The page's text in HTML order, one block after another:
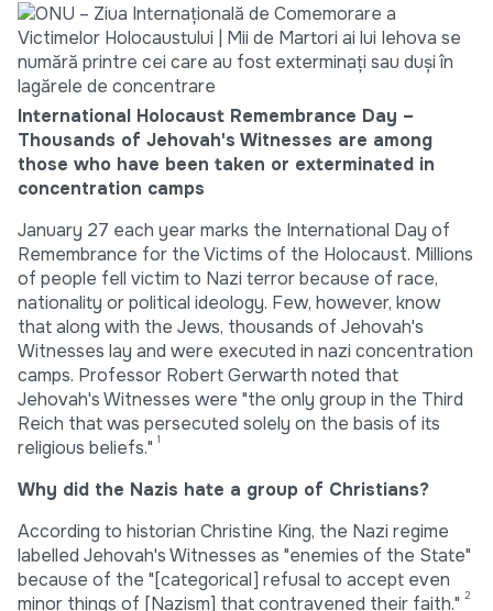
International Holocaust Remembrance Day –
Thousands of Jehovah's Witnesses are among
those who have been taken or exterminated in
concentration camps
January 27 each year marks the International Day of
Remembrance for the Victims of the Holocaust. Millions
of people fell victim to Nazi terror because of race,
nationality or political ideology. Few, however, know
that along with the Jews, thousands of Jehovah's
Witnesses lay and were executed in nazi concentration
camps. Professor Robert Gerwarth noted that
Jehovah's Witnesses were "the only group in the Third
Reich that was persecuted solely on the basis of its
religious beliefs." 1
Why did the Nazis hate a group of Christians?
According to historian Christine King, the Nazi regime
labelled Jehovah's Witnesses as "enemies of the State"
because of the "[categorical] refusal to accept even
minor things of [Nazism] that contravened their faith." 2